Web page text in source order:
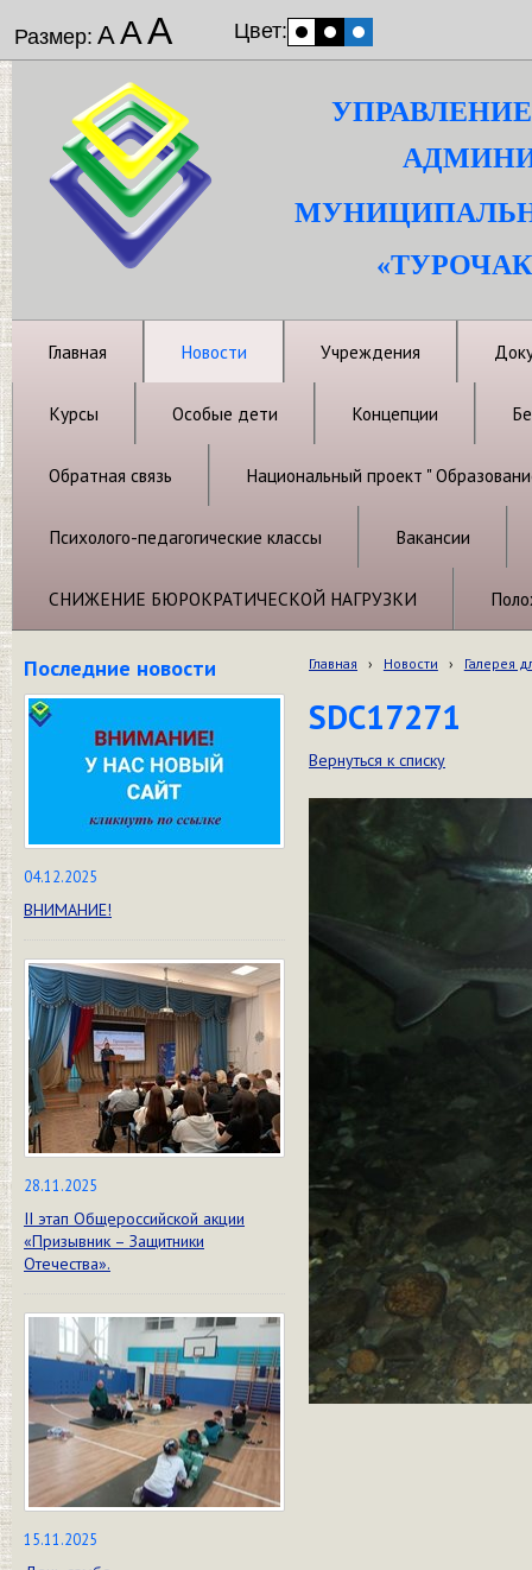
Размер: ААА Цвет:
Главная Новости Учреждения
Курсы Особые дети Концепции
Обратная связь Национальный проект "
Психолого-педагогические классы Вакансии
СНИЖЕНИЕ БЮРОКРАТИЧЕСКОЙ НАГРУЗКИ
Последние новости
04.12.2025
ВНИМАНИЕ!
28.11.2025
II этап Общероссийской акции
«Призывник – Защитники
Отечества».
15.11.2025
Главная › Новости › Галерея
SDC17271
Вернуться к списку